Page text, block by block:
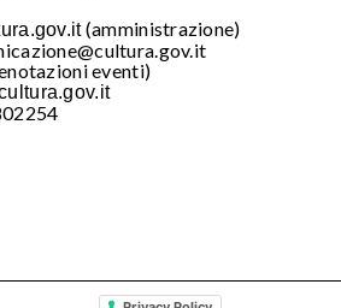
(amministrazione)
eventi)